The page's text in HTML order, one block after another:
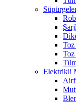
Toz
Toz
Elektrikli